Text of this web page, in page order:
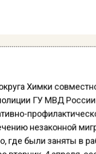
Химки
ГУ МВД
незаконной
где были заняты в